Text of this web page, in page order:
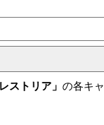
ストリア」 の各キャ